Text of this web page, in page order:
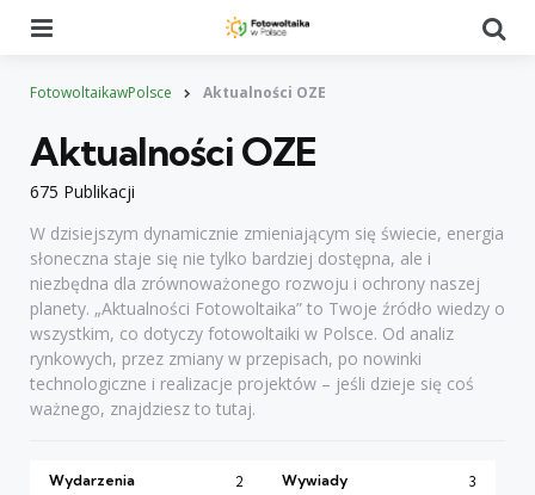
FotowoltaikawPolsce Aktualności OZE
675 Publikacji
Aktualności OZE
W dzisiejszym dynamicznie zmieniającym się świecie, energia
słoneczna staje się nie tylko bardziej dostępna, ale i
niezbędna dla zrównoważonego rozwoju i ochrony naszej
planety. „Aktualności Fotowoltaika” to Twoje źródło wiedzy o
wszystkim, co dotyczy fotowoltaiki w Polsce. Od analiz
rynkowych, przez zmiany w przepisach, po nowinki
technologiczne i realizacje projektów – jeśli dzieje się coś
ważnego, znajdziesz to tutaj.
Wydarzenia 2 Wywiady 3